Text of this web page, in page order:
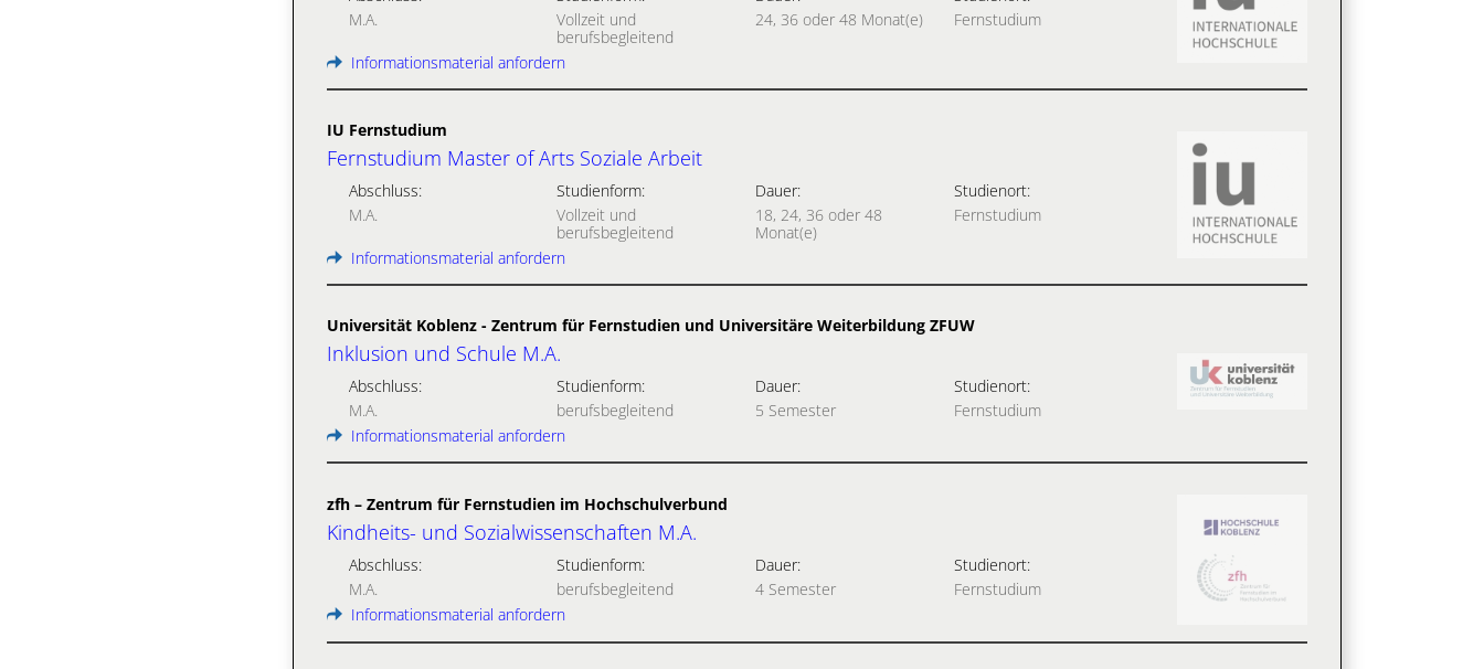
M.A.
Vollzeit und
berufsbegleitend
24, 36 oder 48 Monat(e)
Fernstudium
Informationsmaterial anfordern
IU Fernstudium
Fernstudium Master of Arts Soziale Arbeit
Abschluss:
M.A.
Studienform:
Vollzeit und
berufsbegleitend
Dauer:
18, 24, 36 oder 48
Monat(e)
Studienort:
Fernstudium
Informationsmaterial anfordern
Universität Koblenz - Zentrum für Fernstudien und Universitäre Weiterbildung ZFUW
Inklusion und Schule M.A.
Abschluss:
M.A.
Studienform:
berufsbegleitend
Dauer:
5 Semester
Studienort:
Fernstudium
Informationsmaterial anfordern
zfh – Zentrum für Fernstudien im Hochschulverbund
Kindheits- und Sozialwissenschaften M.A.
Abschluss:
M.A.
Studienform:
berufsbegleitend
Dauer:
4 Semester
Studienort:
Fernstudium
Informationsmaterial anfordern